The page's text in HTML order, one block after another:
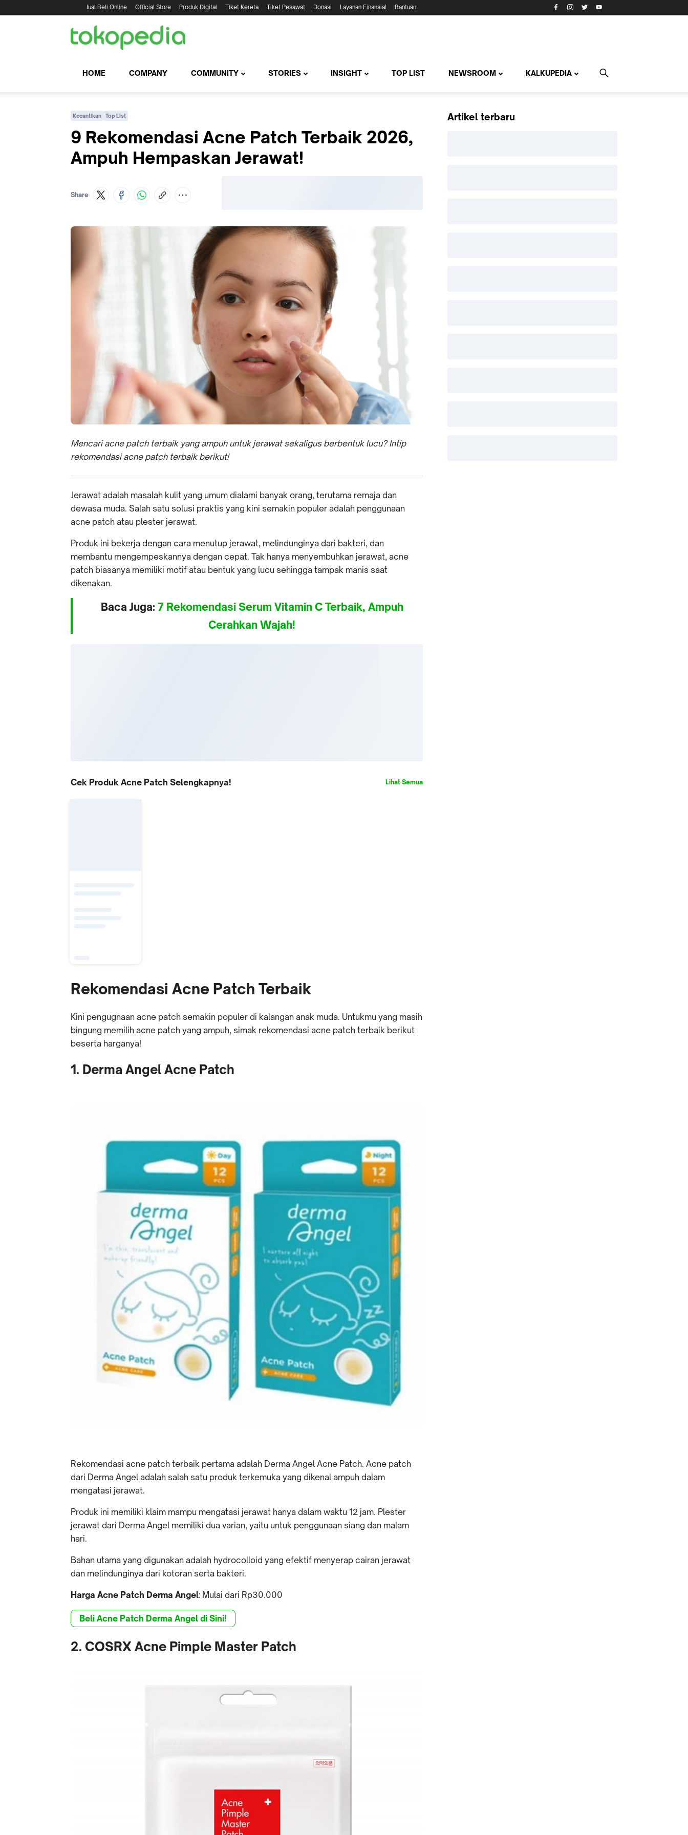
Jual Beli Online Official Store Produk Digital Tiket Kereta Tiket Pesawat Donasi Layanan Finansial Bantuan
HOME COMPANY COMMUNITY STORIES INSIGHT TOP LIST NEWSROOM KALKUPEDIA
Kecantikan Top List
9 Rekomendasi Acne Patch Terbaik 2026,
Ampuh Hempaskan Jerawat!
Share
Mencari acne patch terbaik yang ampuh untuk jerawat sekaligus berbentuk lucu? Intip
rekomendasi acne patch terbaik berikut!
Jerawat adalah masalah kulit yang umum dialami banyak orang, terutama remaja dan
dewasa muda. Salah satu solusi praktis yang kini semakin populer adalah penggunaan
acne patch atau plester jerawat.
Produk ini bekerja dengan cara menutup jerawat, melindunginya dari bakteri, dan
membantu mengempeskannya dengan cepat. Tak hanya menyembuhkan jerawat, acne
patch biasanya memiliki motif atau bentuk yang lucu sehingga tampak manis saat
dikenakan.
Baca Juga:7 Rekomendasi Serum Vitamin C Terbaik, Ampuh
Cerahkan Wajah!
Cek Produk Acne Patch Selengkapnya! Lihat Semua
Rekomendasi Acne Patch Terbaik
Kini pengugnaan acne patch semakin populer di kalangan anak muda. Untukmu yang masih
bingung memilih acne patch yang ampuh, simak rekomendasi acne patch terbaik berikut
beserta harganya!
1. Derma Angel Acne Patch
Rekomendasi acne patch terbaik pertama adalah Derma Angel Acne Patch. Acne patch
dari Derma Angel adalah salah satu produk terkemuka yang dikenal ampuh dalam
mengatasi jerawat.
Produk ini memiliki klaim mampu mengatasi jerawat hanya dalam waktu 12 jam. Plester
jerawat dari Derma Angel memiliki dua varian, yaitu untuk penggunaan siang dan malam
hari.
Bahan utama yang digunakan adalah hydrocolloid yang efektif menyerap cairan jerawat
dan melindunginya dari kotoran serta bakteri.
Harga Acne Patch Derma Angel: Mulai dari Rp30.000
Beli Acne Patch Derma Angel di Sini!
2. COSRX Acne Pimple Master Patch
Artikel terbaru